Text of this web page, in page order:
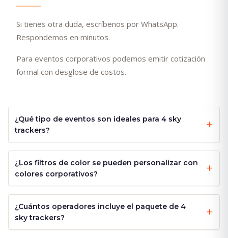
Si tienes otra duda, escríbenos por WhatsApp.
Respondemos en minutos.
Para eventos corporativos podemos emitir cotización
formal con desglose de costos.
¿Qué tipo de eventos son ideales para 4 sky
trackers?
¿Los filtros de color se pueden personalizar con
colores corporativos?
¿Cuántos operadores incluye el paquete de 4
sky trackers?